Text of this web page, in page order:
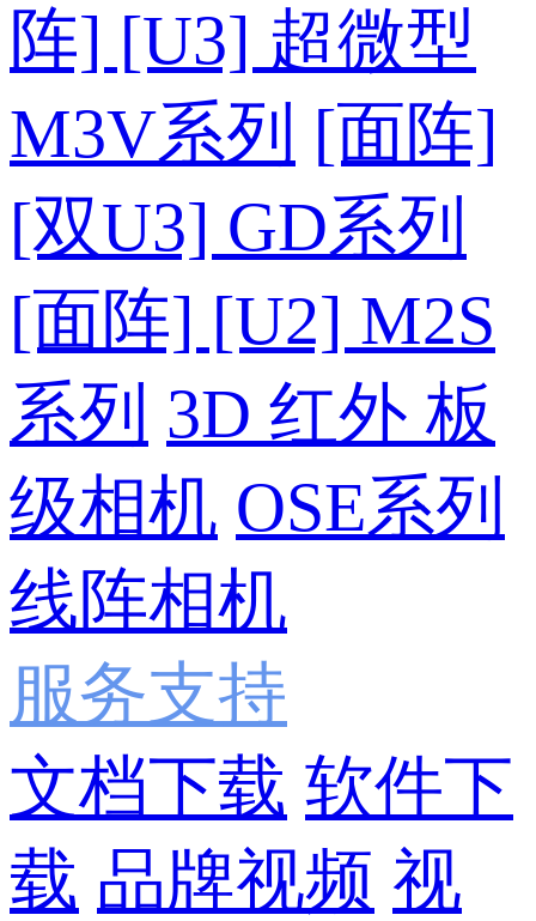
阵] [U3] 超微型
M3V系列 [面阵]
[双U3] GD系列
[面阵] [U2] M2S
系列 3D 红外 板
级相机 OSE系列
线阵相机
服务支持
文档下载 软件下
载 品牌视频 视